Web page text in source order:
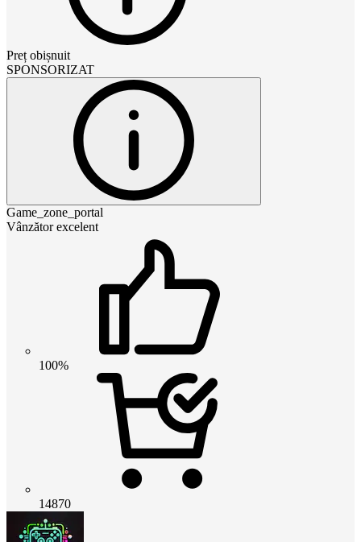
Preț obișnuit
SPONSORIZAT
Game_zone_portal
Vânzător excelent
100%
14870